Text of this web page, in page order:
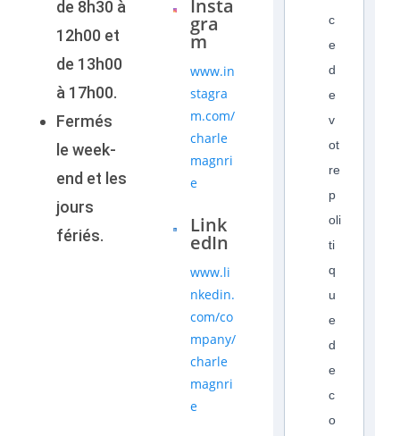
de 8h30 à
12h00 et
de 13h00
à 17h00.
Fermés
le week-
end et les
jours
fériés.
Insta
gra
m
www.in
stagra
m.com/
charle
magnri
e
Link
edIn
www.li
nkedin.
com/co
mpany/
charle
magnri
e
c
e
d
e
v
ot
re
p
oli
ti
q
u
e
d
e
c
o